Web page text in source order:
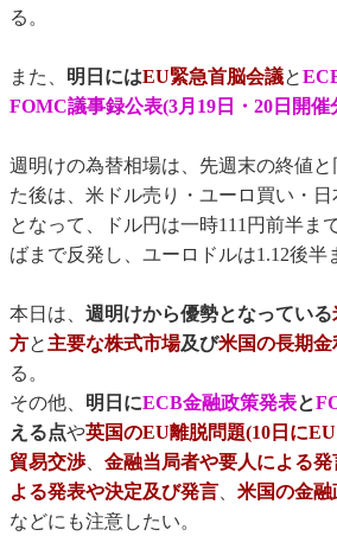
る。
また、 明日にはEU緊急首脳会議と
FOMC議事録公表(3月19日・20日開催
週明けの為替相場は、先週末の終値
た後は、米ドル売り・ユーロ買い・
となって、ドル円は一時111円前半ま
ばまで反発し、ユーロドルは1.12後半
本日は、 週明けから優勢となっている
方と主要な株式市場及び米国の長期金
る。
その他、 明日にECB金融政策発表と
える点や英国のEU離脱問題(10日に
貿易交渉、 金融当局者や要人による発
よる発表や決定及び発言、 米国の金融
などにも注意したい。